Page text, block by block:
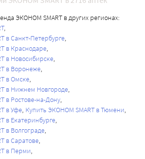
ЭКОНОМ SMART в других регионах:
в Санкт-Петербурге
в Краснодаре
в Новосибирске
в Воронеже
в Омске
в Нижнем Новгороде
в Ростове-на-Дону
в Уфе Купить ЭКОНОМ SMART в Тюмени
в Екатеринбурге
в Волгограде
в Саратове
в Перми